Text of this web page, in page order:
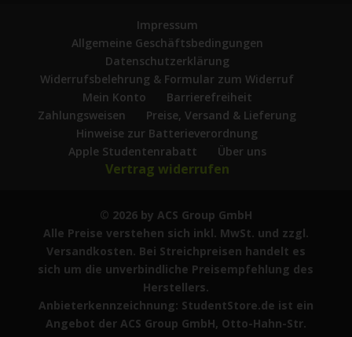
Impressum
Allgemeine Geschäftsbedingungen
Datenschutzerklärung
Widerrufsbelehrung & Formular zum Widerruf
Mein Konto
Barrierefreiheit
Zahlungsweisen
Preise, Versand & Lieferung
Hinweise zur Batterieverordnung
Apple Studentenrabatt
Über uns
Vertrag widerrufen
© 2026 by ACS Group GmbH
Alle Preise verstehen sich inkl. MwSt. und zzgl.
Versandkosten. Bei Streichpreisen handelt es
sich um die unverbindliche Preisempfehlung des
Herstellers.
Anbieterkennzeichnung: StudentStore.de ist ein
Angebot der ACS Group GmbH, Otto-Hahn-Str.